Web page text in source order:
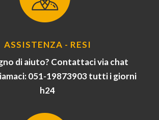
ASSISTENZA - RESI
di aiuto? Contattaci via chat
051-19873903 tutti i giorni
h24